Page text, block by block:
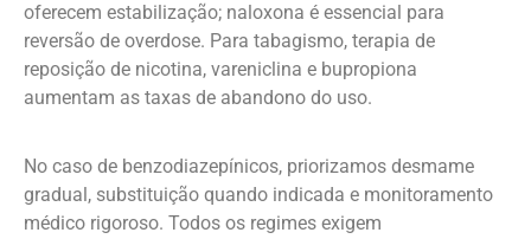
oferecem estabilização; naloxona é essencial para
reversão de overdose. Para tabagismo, terapia de
reposição de nicotina, vareniclina e bupropiona
aumentam as taxas de abandono do uso.
No caso de benzodiazepínicos, priorizamos desmame
gradual, substituição quando indicada e monitoramento
médico rigoroso. Todos os regimes exigem